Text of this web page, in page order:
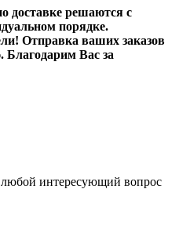
доставке решаются с
порядке.
Отправка ваших заказов
Благодарим Вас за
интересующий вопрос